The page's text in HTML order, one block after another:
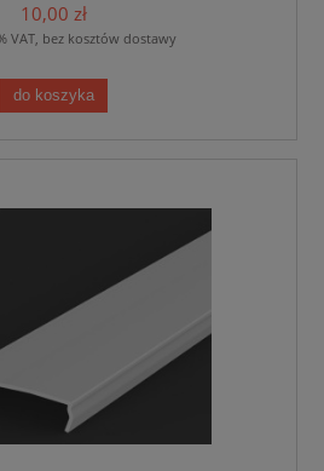
10,00 zł
VAT, bez kosztów dostawy
do koszyka